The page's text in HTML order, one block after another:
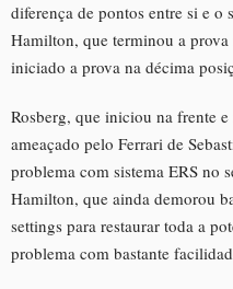
diferença de pontos entre si e
Hamilton, que terminou a
iniciado a prova na décima
Rosberg, que iniciou na frente
ameaçado pelo Ferrari de
problema com sistema ERS no
Hamilton, que ainda demorou
settings para restaurar toda a
problema com bastante